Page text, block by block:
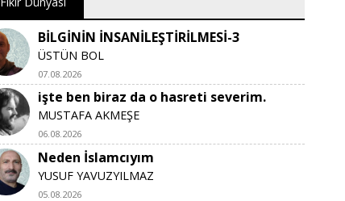
BİLGİNİN İNSANİLEŞTİRİLMESİ-3
ÜSTÜN BOL
07.08.2026
işte ben biraz da o hasreti severim.
MUSTAFA AKMEŞE
06.08.2026
Neden İslamcıyım
YUSUF YAVUZYILMAZ
05.08.2026